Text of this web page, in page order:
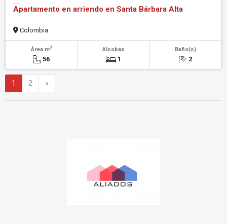
Apartamento en arriendo en Santa Bárbara Alta
Colombia
Área m2
56
Alcobas
1
Baño(s)
2
1 2 »